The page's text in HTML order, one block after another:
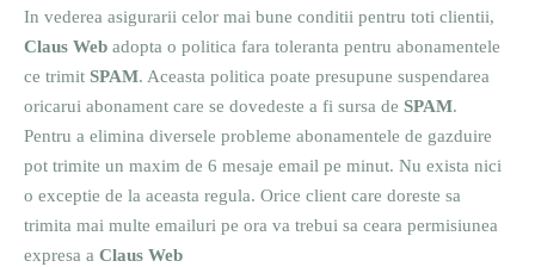
In vederea asigurarii celor mai bune conditii pentru toti clientii,
Claus Web adopta o politica fara toleranta pentru abonamentele
ce trimit SPAM. Aceasta politica poate presupune suspendarea
oricarui abonament care se dovedeste a fi sursa de SPAM.
Pentru a elimina diversele probleme abonamentele de gazduire
pot trimite un maxim de 6 mesaje email pe minut. Nu exista nici
o exceptie de la aceasta regula. Orice client care doreste sa
trimita mai multe emailuri pe ora va trebui sa ceara permisiunea
expresa a Claus Web